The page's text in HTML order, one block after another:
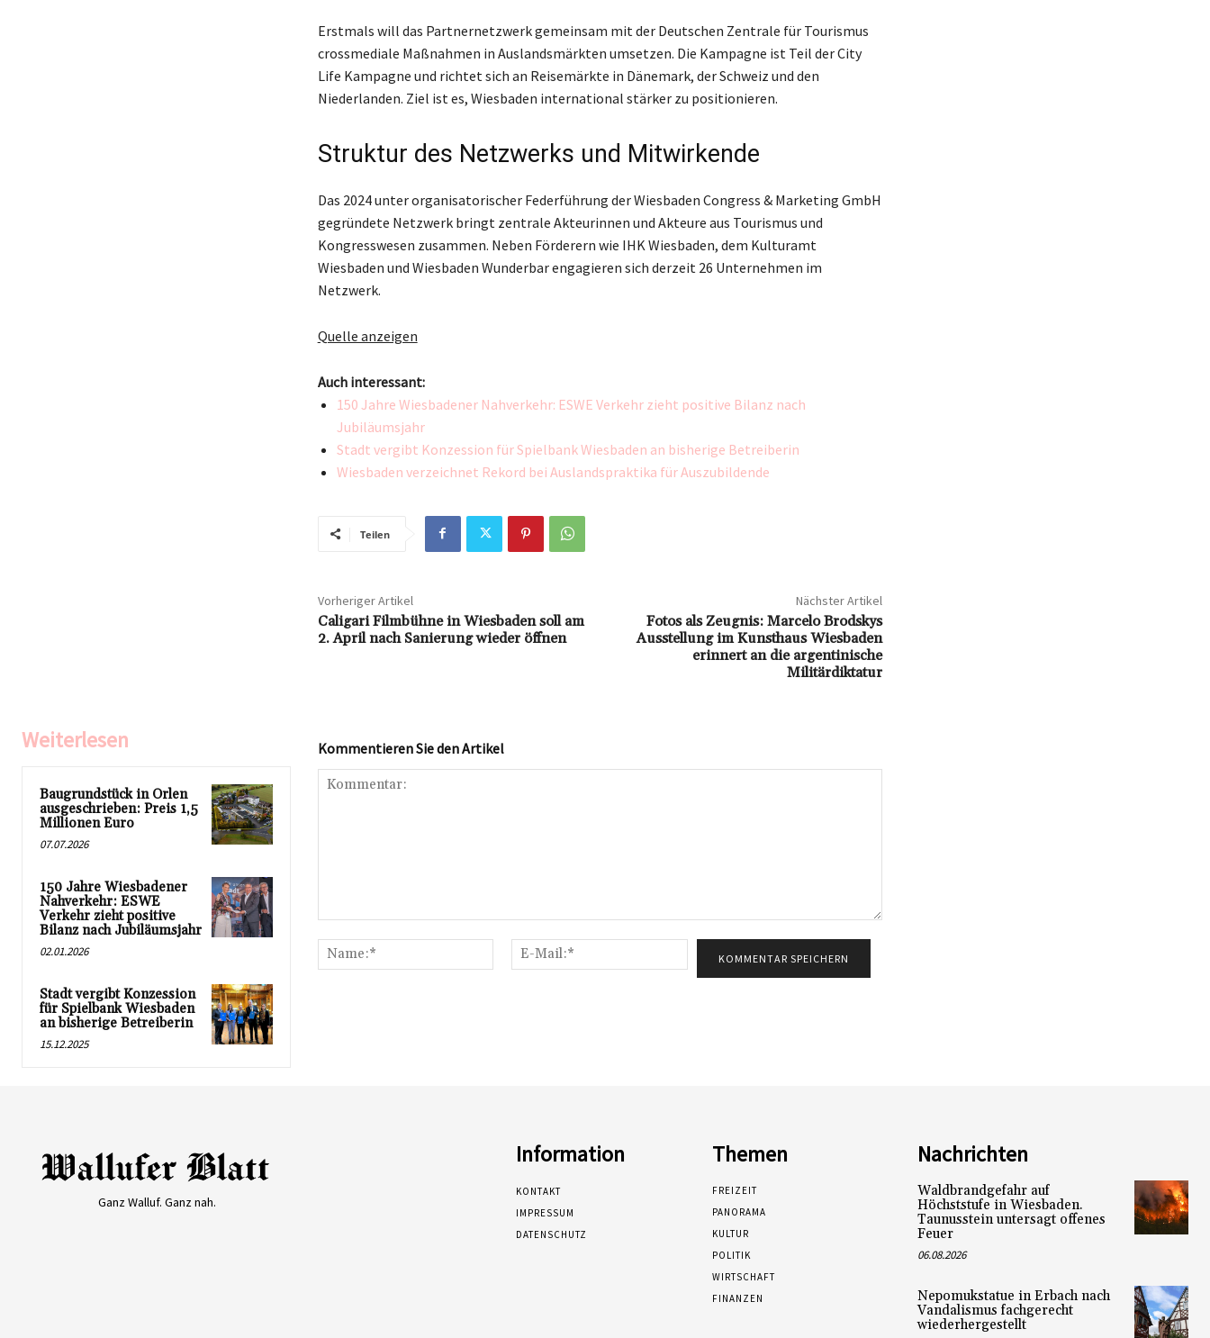
Erstmals will das Partnernetzwerk gemeinsam mit der Deutschen Zentrale für Tourismus
crossmediale Maßnahmen in Auslandsmärkten umsetzen. Die Kampagne ist Teil der City
Life Kampagne und richtet sich an Reisemärkte in Dänemark, der Schweiz und den
Niederlanden. Ziel ist es, Wiesbaden international stärker zu positionieren.
Struktur des Netzwerks und Mitwirkende
Das 2024 unter organisatorischer Federführung der Wiesbaden Congress & Marketing GmbH
gegründete Netzwerk bringt zentrale Akteurinnen und Akteure aus Tourismus und
Kongresswesen zusammen. Neben Förderern wie IHK Wiesbaden, dem Kulturamt
Wiesbaden und Wiesbaden Wunderbar engagieren sich derzeit 26 Unternehmen im
Netzwerk.
Quelle anzeigen
Auch interessant:
150 Jahre Wiesbadener Nahverkehr: ESWE Verkehr zieht positive Bilanz nach
Jubiläumsjahr
Stadt vergibt Konzession für Spielbank Wiesbaden an bisherige Betreiberin
Wiesbaden verzeichnet Rekord bei Auslandspraktika für Auszubildende
Teilen
Vorheriger Artikel
Caligari Filmbühne in Wiesbaden soll am
2. April nach Sanierung wieder öffnen
Nächster Artikel
Fotos als Zeugnis: Marcelo Brodskys
Ausstellung im Kunsthaus Wiesbaden
erinnert an die argentinische
Militärdiktatur
Weiterlesen
Baugrundstück in Orlen
ausgeschrieben: Preis 1,5
Millionen Euro
07.07.2026
150 Jahre Wiesbadener
Nahverkehr: ESWE
Verkehr zieht positive
Bilanz nach Jubiläumsjahr
02.01.2026
Stadt vergibt Konzession
für Spielbank Wiesbaden
an bisherige Betreiberin
15.12.2025
Kommentieren Sie den Artikel
Name:*
Mail:*
Ganz Walluf. Ganz nah.
Information
KONTAKT
IMPRESSUM
DATENSCHUTZ
Themen
FREIZEIT
PANORAMA
KULTUR
POLITIK
WIRTSCHAFT
FINANZEN
Nachrichten
Waldbrandgefahr auf
Höchststufe in Wiesbaden.
Taunusstein untersagt offenes
Feuer
06.08.2026
Nepomukstatue in Erbach nach
Vandalismus fachgerecht
wiederhergestellt